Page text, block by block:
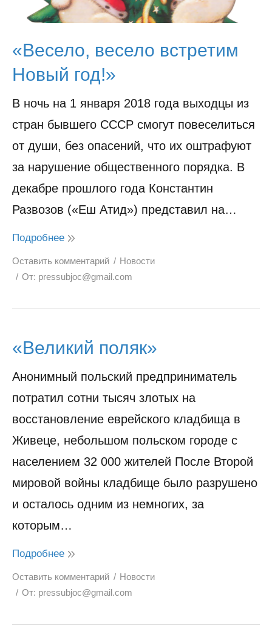
«Весело, весело встретим
Новый год!»
В ночь на 1 января 2018 года выходцы из
стран бывшего СССР смогут повеселиться
от души, без опасений, что их оштрафуют
за нарушение общественного порядка. В
декабре прошлого года Константин
Развозов («Еш Атид») представил на…
Подробнее
Оставить комментарий
Новости
От: pressubjoc@gmail.com
«Великий поляк»
Анонимный польский предприниматель
потратил сотни тысяч злотых на
восстановление еврейского кладбища в
Живеце, небольшом польском городе с
населением 32 000 жителей После Второй
мировой войны кладбище было разрушено
и осталось одним из немногих, за
которым…
Подробнее
Оставить комментарий
Новости
От: pressubjoc@gmail.com